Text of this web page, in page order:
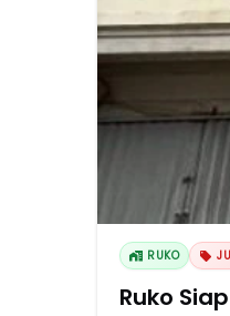
RUKO
Ruko